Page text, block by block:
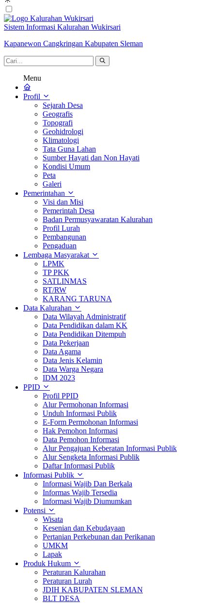
Sistem Informasi Kalurahan Wukirsari
Kapanewon Cangkringan Kabupaten Sleman
Menu
Profil
Sejarah Desa
Geografis
Topografi
Geohidrologi
Klimatologi
Tata Guna Lahan
Sumber Hayati dan Non Hayati
Kondisi Umum
Peta
Galeri
Pemerintahan
Visi dan Misi
Pemerintah Desa
Badan Permusyawaratan Kalurahan
Profil Lurah
Pembangunan
Pengaduan
Lembaga Masyarakat
LPMK
TP PKK
SATLINMAS
RT/RW
KARANG TARUNA
Data Kalurahan
Data Wilayah Administratif
Data Pendidikan dalam KK
Data Pendidikan Ditempuh
Data Pekerjaan
Data Agama
Data Jenis Kelamin
Data Warga Negara
IDM 2023
PPID
Profil PPID
Alur Permohonan Informasi
Unduh Informasi Publik
E-Form Permohonan Informasi
Hak Pemohon Informasi
Data Pemohon Informasi
Alur Pengajuan Keberatan Informasi Publik
Alur Sengketa Informasi Publik
Daftar Informasi Publik
Informasi Publik
Informasi Wajib Dan Berkala
Informas Wajib Tersedia
Informasi Wajib Diumumkan
Potensi
Wisata
Kesenian dan Kebudayaan
Pertanian Perkebunan dan Perikanan
UMKM
Lapak
Produk Hukum
Peraturan Kalurahan
Peraturan Lurah
JDIH KABUPATEN SLEMAN
BLT DESA